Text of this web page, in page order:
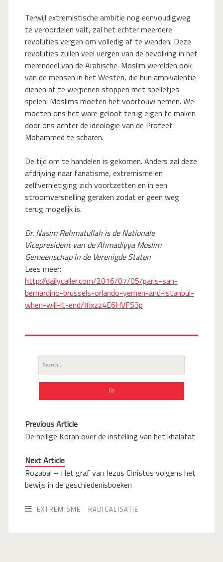
Terwijl extremistische ambitie nog eenvoudigweg
te veroordelen valt, zal het echter meerdere
revoluties vergen om volledig af te wenden. Deze
revoluties zullen veel vergen van de bevolking in het
merendeel van de Arabische-Moslim werelden ook
van de mensen in het Westen, die hun ambivalentie
dienen af te werpenen stoppen met spelletjes
spelen. Moslims moeten het voortouw nemen. We
moeten ons het ware geloof terug eigen te maken
door ons achter de ideologie van de Profeet
Mohammed te scharen.
De tijd om te handelen is gekomen. Anders zal deze
afdrijving naar fanatisme, extremisme en
zelfvernietiging zich voortzetten en in een
stroomversnelling geraken zodat er geen weg
terug mogelijk is.
Dr. Nasim Rehmatullah is de Nationale
Vicepresident van de Ahmadiyya Moslim
Gemeenschap in de Verenigde Staten
Lees meer:
http://dailycaller.com/2016/07/05/paris-san-
bernardino-brussels-orlando-yemen-and-istanbul-
when-will-it-end/#ixzz4E6HVFS3p
Search
for:
Previous Article
De heilige Koran over de instelling van het khalafat
Next Article
Rozabal – Het graf van Jezus Christus volgens het
bewijs in de geschiedenisboeken
EXTREMISME RADICALISATIE